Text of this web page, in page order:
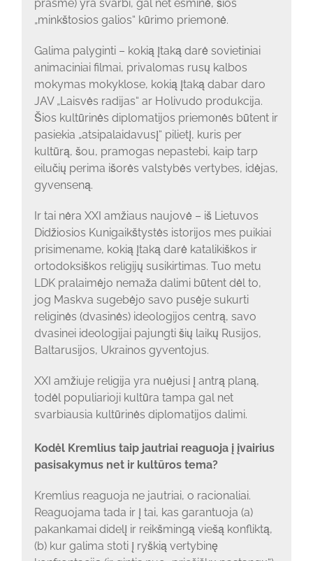
prasme) yra svarbi, gal net esminė, šios
„minkštosios galios“ kūrimo priemonė.
Galima palyginti – kokią įtaką darė sovietiniai
animaciniai filmai, privalomas rusų kalbos
mokymas mokyklose, kokią įtaką dabar daro
JAV „Laisvės radijas“ ar Holivudo produkcija.
Šios kultūrinės diplomatijos priemonės būtent ir
pasiekia „atsipalaidavusį“ pilietį, kuris per
kultūrą, šou, pramogas nepastebi, kaip tarp
eilučių perima išorės valstybės vertybes, idėjas,
gyvenseną.
Ir tai nėra XXI amžiaus naujovė – iš Lietuvos
Didžiosios Kunigaikštystės istorijos mes puikiai
prisimename, kokią įtaką darė katalikiškos ir
ortodoksiškos religijų susikirtimas. Tuo metu
LDK pralaimėjo nemaža dalimi būtent dėl to,
jog Maskva sugebėjo savo pusėje sukurti
religinės (dvasinės) ideologijos centrą, savo
dvasinei ideologijai pajungti šių laikų Rusijos,
Baltarusijos, Ukrainos gyventojus.
XXI amžiuje religija yra nuėjusi į antrą planą,
todėl populiarioji kultūra tampa gal net
svarbiausia kultūrinės diplomatijos dalimi.
Kodėl Kremlius taip jautriai reaguoja į įvairius
pasisakymus net ir kultūros tema?
Kremlius reaguoja ne jautriai, o racionaliai.
Reaguojama tada ir į tai, kas garantuoja (a)
pakankamai didelį ir reikšmingą viešą konfliktą,
(b) kur galima stoti į ryškią vertybinę